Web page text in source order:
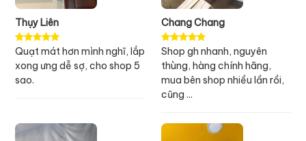
Thụy Liên
Quạt mát hơn mình nghĩ, lắp
xong ưng dễ sợ, cho shop 5
sao.
Chang Chang
Shop gh nhanh, nguyên
thùng, hàng chính hãng,
mua bên shop nhiều lần rồi,
cũng ...